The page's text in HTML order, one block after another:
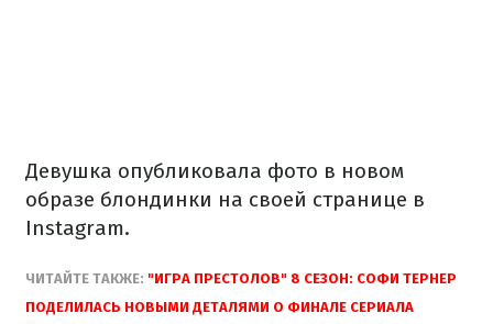
Девушка опубликовала фото в новом
образе блондинки на своей странице в
Instagram.
ЧИТАЙТЕ ТАКЖЕ: "ИГРА ПРЕСТОЛОВ" 8 СЕЗОН: СОФИ ТЕРНЕР
ПОДЕЛИЛАСЬ НОВЫМИ ДЕТАЛЯМИ О ФИНАЛЕ СЕРИАЛА